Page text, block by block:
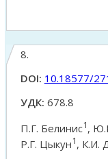
8.
DOI: 10.18577/
УДК: 678.8
П.Г. Белинис1,
Р.Г. Цыкун1, К.И.